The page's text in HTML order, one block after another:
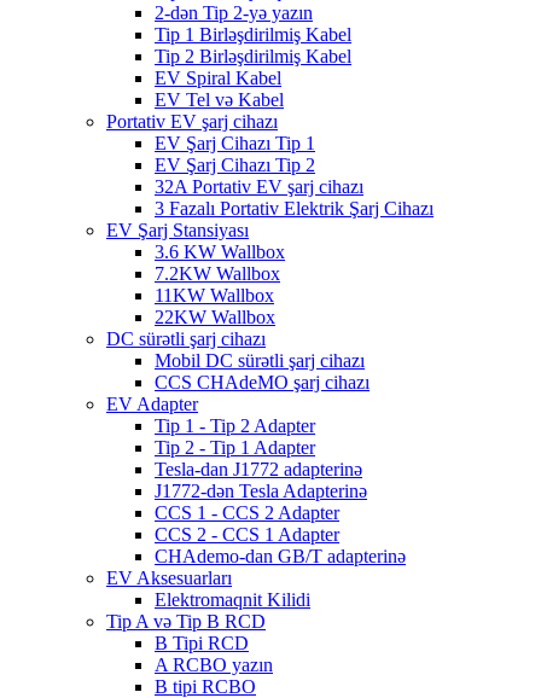
2-dən Tip 2-yə yazın
Tip 1 Birləşdirilmiş Kabel
Tip 2 Birləşdirilmiş Kabel
EV Spiral Kabel
EV Tel və Kabel
Portativ EV şarj cihazı
EV Şarj Cihazı Tip 1
EV Şarj Cihazı Tip 2
32A Portativ EV şarj cihazı
3 Fazalı Portativ Elektrik Şarj Cihazı
EV Şarj Stansiyası
3.6 KW Wallbox
7.2KW Wallbox
11KW Wallbox
22KW Wallbox
DC sürətli şarj cihazı
Mobil DC sürətli şarj cihazı
CCS CHAdeMO şarj cihazı
EV Adapter
Tip 1 - Tip 2 Adapter
Tip 2 - Tip 1 Adapter
Tesla-dan J1772 adapterinə
J1772-dən Tesla Adapterinə
CCS 1 - CCS 2 Adapter
CCS 2 - CCS 1 Adapter
CHAdemo-dan GB/T adapterinə
EV Aksesuarları
Elektromaqnit Kilidi
Tip A və Tip B RCD
B Tipi RCD
A RCBO yazın
B tipi RCBO